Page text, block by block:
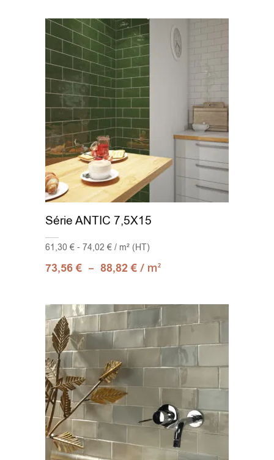
Série ANTIC 7,5X15
61,30 € - 74,02 € / m² (HT)
73,56€ – 88,82€ / m2